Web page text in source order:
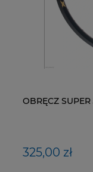
OBRĘCZ
325,00 zł
ŁAŃCUCH KMC
40,00 zł